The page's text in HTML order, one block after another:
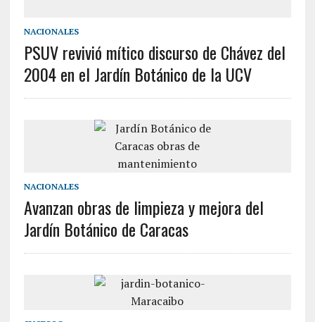
NACIONALES
PSUV revivió mítico discurso de Chávez del
2004 en el Jardín Botánico de la UCV
NACIONALES
Avanzan obras de limpieza y mejora del
Jardín Botánico de Caracas